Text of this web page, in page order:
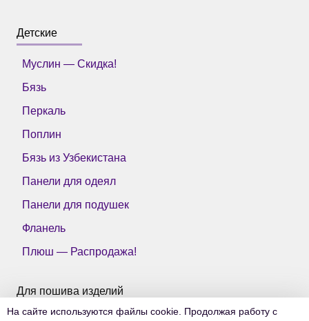
Детские
Муслин — Скидка!
Бязь
Перкаль
Поплин
Бязь из Узбекистана
Панели для одеял
Панели для подушек
Фланель
Плюш — Распродажа!
Для пошива изделий
На сайте используются файлы cookie. Продолжая работу с